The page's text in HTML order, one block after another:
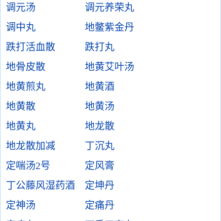
调元汤
调元养荣丸
调中丸
地鳖紫金丹
跌打活血散
跌打丸
地骨皮散
地黄艾叶汤
地黄煎丸
地黄酒
地黄散
地黄汤
地黄丸
地龙散
地龙散加减
丁沉丸
定喘汤2号
定风膏
丁公藤风湿药酒
定坤丹
定神汤
定痛丹